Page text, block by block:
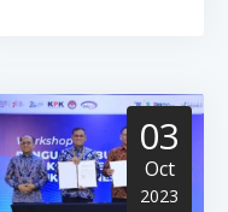
03
Oct
2023